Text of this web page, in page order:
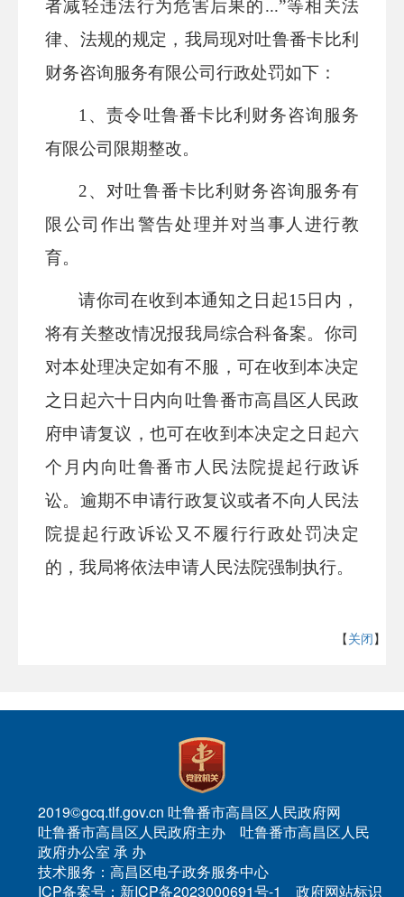
者减轻违法行为危害后果的...”等相关法
律、法规的规定，我局现对吐鲁番卡比利
财务咨询服务有限公司行政处罚如下：
1、责令 吐鲁番卡比利财务咨询服务
有限公司限期整改。
2、对吐鲁番卡比利财务咨询服务有
限公司作出警告处理并对当事人进行教
育。
请你司在收到本通知之日起15日内，
将有关整改情况报我局综合科备案。你司
对本处理决定如有不服，可在收到本决定
之日起六十日内向吐鲁番市高昌区人民政
府申请复议，也可在收到本决定之日起六
个月内向吐鲁番市人民法院提起行政诉
讼。逾期不申请行政复议或者不向人民法
院提起行政诉讼又不履行行政处罚决定
的，我局将依法申请人民法院强制执行。
【关闭】
2019©gcq.tlf.gov.cn 吐鲁番市高昌区人民政府网
吐鲁番市高昌区人民政府主办 吐鲁番市高昌区人民
政府办公室 承 办
技术服务：高昌区电子政务服务中心
ICP备案号：新ICP备2023000691号-1 政府网站标识